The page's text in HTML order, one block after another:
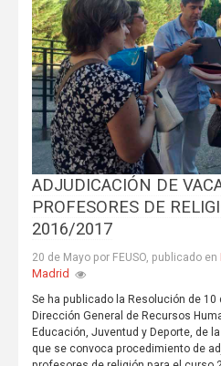
ADJUDICACIÓN DE
PROFESORES DE
2016/2017
20 de Mayo por FEUSO, publicado en
Madrid
Se ha publicado la Resolución de 10
Dirección General de Recursos
Educación, Juventud y Deporte, de
que se convoca procedimiento de